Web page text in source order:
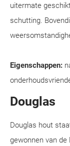
uitermate
schutting.
Eigenschappen:
Douglas
Douglas hout
gewonnen van